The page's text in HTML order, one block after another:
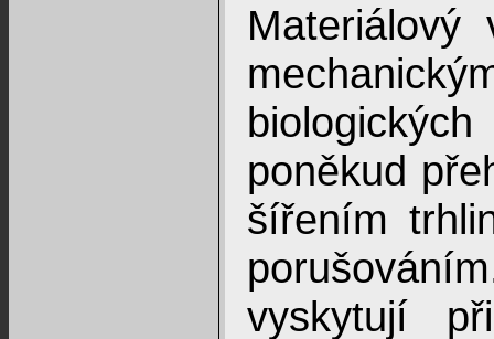
Materiálový
poněkud
šířením
vyskytují